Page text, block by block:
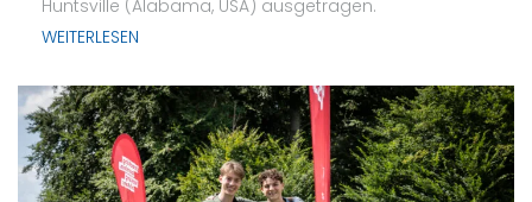
Huntsville (Alabama, USA) ausgetragen.
WEITERLESEN